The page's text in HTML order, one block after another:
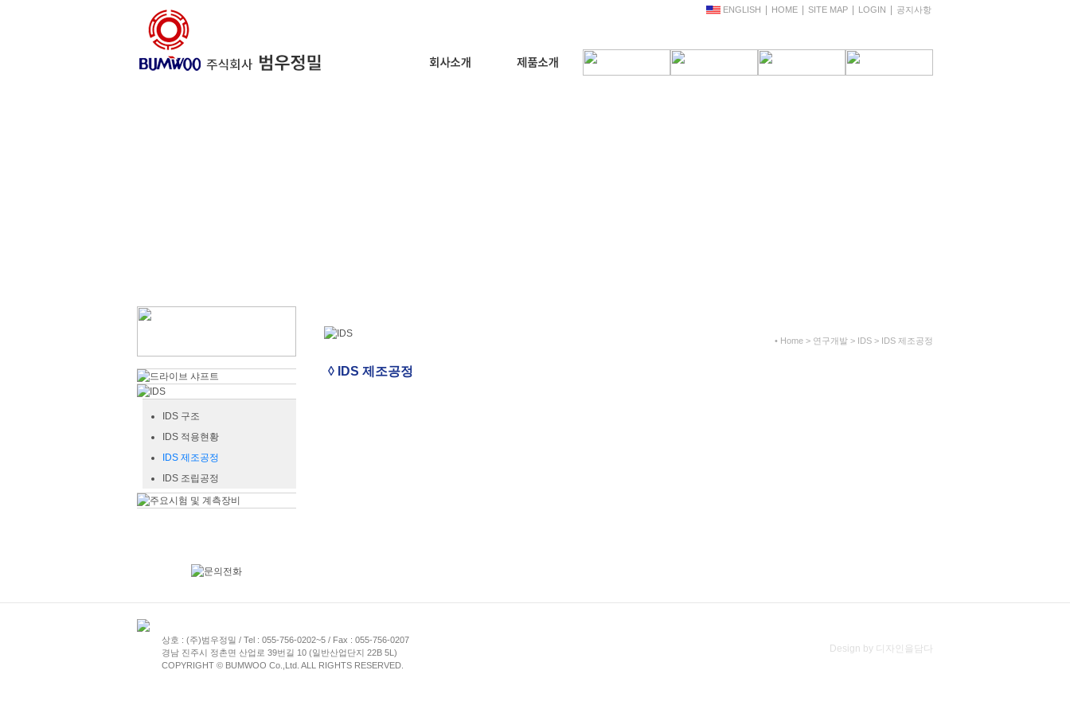
ENGLISH HOME SITE MAP LOGIN 공지사항
IDS 구조
IDS 적용현황
IDS 제조공정
IDS 조립공정
• Home > 연구개발 > IDS > IDS 제조공정
◊ IDS 제조공정
상호 : (주)범우정밀 / Tel : 055-756-0202~5 / Fax : 055-756-0207
경남 진주시 정촌면 산업로 39번길 10 (일반산업단지 22B 5L)
COPYRIGHT © BUMWOO Co.,Ltd. ALL RIGHTS RESERVED.
Design by 디자인을담다